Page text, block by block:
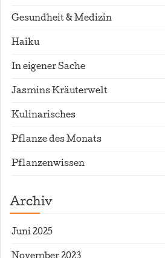
Gesundheit & Medizin
Haiku
In eigener Sache
Jasmins Kräuterwelt
Kulinarisches
Pflanze des Monats
Pflanzenwissen
Archiv
Juni 2025